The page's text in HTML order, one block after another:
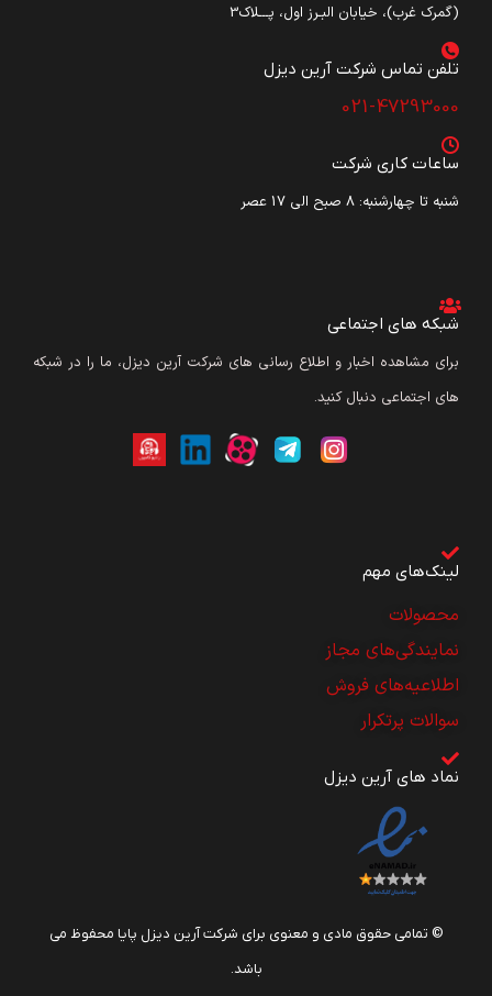
(گمرک غرب)، خیابان البـرز اول، پـــلاک3
تلفن تماس شرکت آرین دیزل​
021-47293000
ساعات کاری شرکت
شنبه تا چهارشنبه: ۸ صبح الی 17 عصر
شبکه های اجتماعی
برای مشاهده اخبار و اطلاع رسانی های شرکت آرین دیزل، ما را در شبکه
های اجتماعی دنبال کنید.
لینک‌های مهم
محصولات
نمایندگی‌های مجاز
اطلاعیه‌های فروش
سوالات پرتکرار
نماد های آرین دیزل
© تمامی حقوق مادی و معنوی برای شرکت آرین دیزل پایا محفوظ می
باشد.